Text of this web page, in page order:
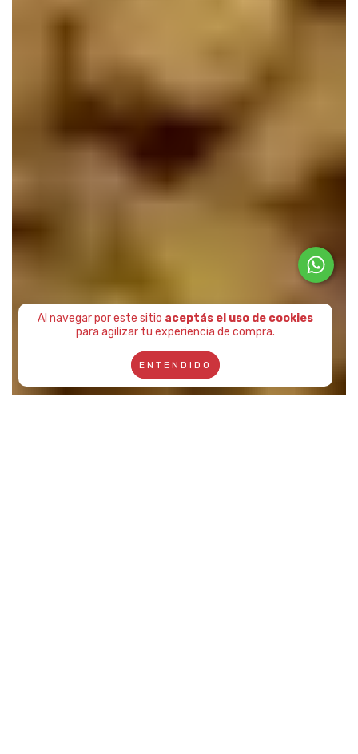
Al navegar por este sitio aceptás el uso de cookies
para agilizar tu experiencia de compra.
ENTENDIDO